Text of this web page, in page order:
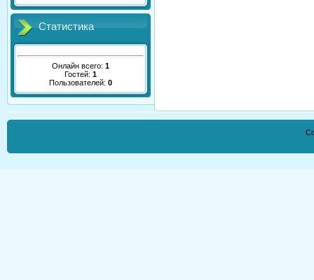
Статистика
Онлайн всего: 1
Гостей: 1
Пользователей: 0